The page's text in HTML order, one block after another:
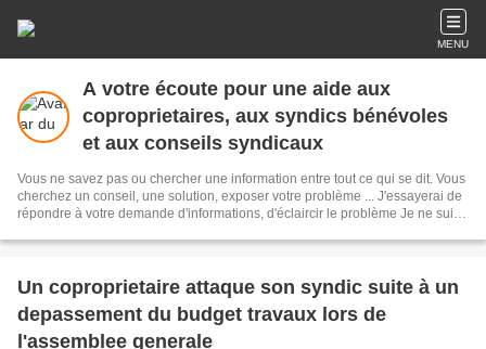
MENU
A votre écoute pour une aide aux
coproprietaires, aux syndics bénévoles
et aux conseils syndicaux
Vous ne savez pas ou chercher une information entre tout ce qui se dit. Vous
cherchez un conseil, une solution, exposer votre problème ... J'essayerai de
répondre à votre demande d'informations, d'éclaircir le problème Je ne suis
Un coproprietaire attaque son syndic suite à un
depassement du budget travaux lors de
l'assemblee generale